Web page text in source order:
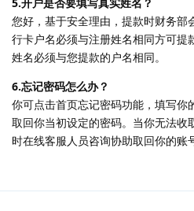
您好，基于安全理由，提款时财务部
行卡户名必须与注册姓名相同方可提
姓名必须与您提款的户名相同。
6.忘记密码怎么办？
你可点击首页忘记密码功能，填写你
取回你当初设定的密码。当你无法收
时在线客服人员咨询协助取回你的账